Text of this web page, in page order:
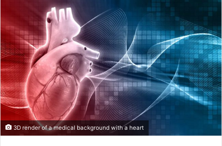
3D render of a medical background with a heart